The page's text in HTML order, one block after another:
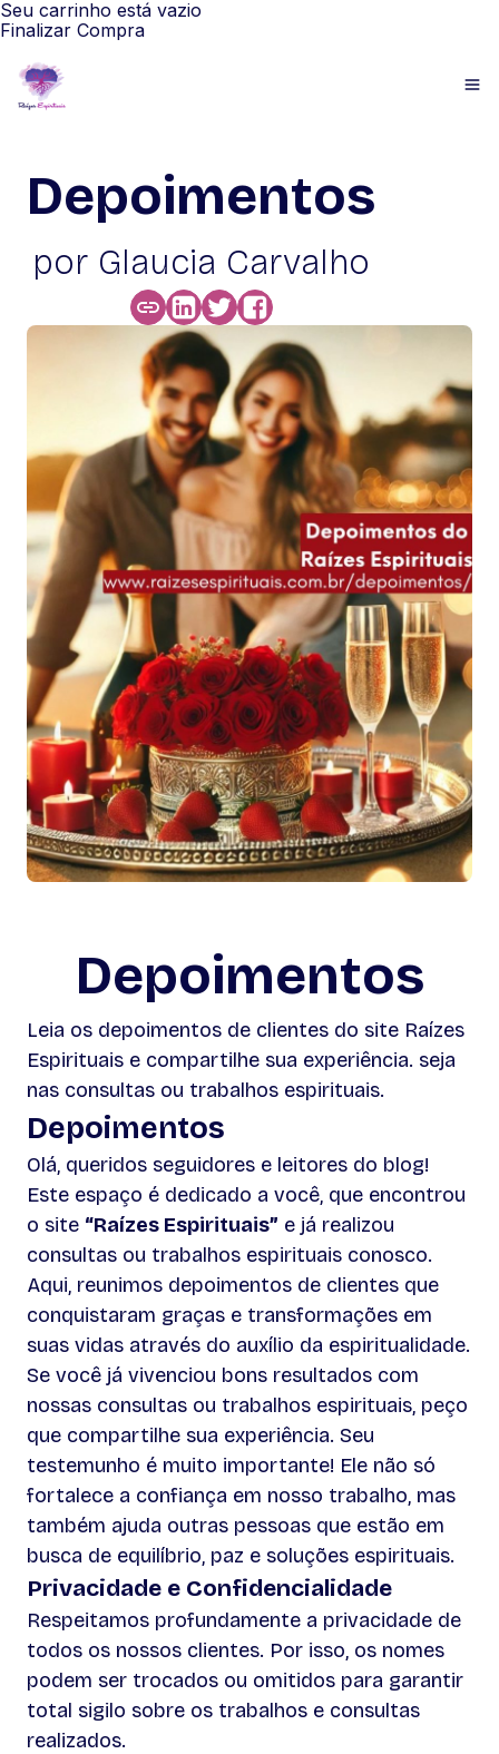
Seu carrinho está vazio
Finalizar Compra
Depoimentos
por Glaucia Carvalho
Depoimentos
Leia os depoimentos de clientes do site Raízes
Espirituais e compartilhe sua experiência. seja
nas consultas ou trabalhos espirituais.
Depoimentos
Olá, queridos seguidores e leitores do blog!
Este espaço é dedicado a você, que encontrou
o site “Raízes Espirituais” e já realizou
consultas ou trabalhos espirituais conosco.
Aqui, reunimos depoimentos de clientes que
conquistaram graças e transformações em
suas vidas através do auxílio da espiritualidade.
Se você já vivenciou bons resultados com
nossas consultas ou trabalhos espirituais, peço
que compartilhe sua experiência. Seu
testemunho é muito importante! Ele não só
fortalece a confiança em nosso trabalho, mas
também ajuda outras pessoas que estão em
busca de equilíbrio, paz e soluções espirituais.
Privacidade e Confidencialidade
Respeitamos profundamente a privacidade de
todos os nossos clientes. Por isso, os nomes
podem ser trocados ou omitidos para garantir
total sigilo sobre os trabalhos e consultas
realizados.